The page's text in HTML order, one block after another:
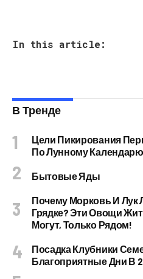
In this article:
В Тренде
Цели Пикирования
По Лунному Календарю
Бытовые Яды
Почему Морковь И Лук
Грядке? Эти Овощи
Могут, Только Рядом!
Посадка Клубники
Благоприятные Дни В